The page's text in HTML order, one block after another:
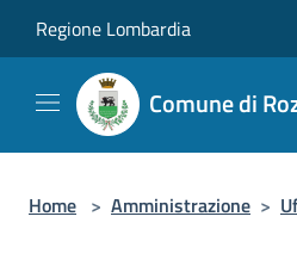
Regione Lombardia
Comune di
Home > Amministrazione >